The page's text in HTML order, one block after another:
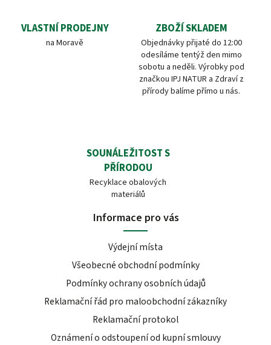
VLASTNÍ PRODEJNY
na Moravě
ZBOŽÍ SKLADEM
Objednávky přijaté do 12:00
odesíláme tentýž den mimo
sobotu a neděli. Výrobky pod
značkou IPJ NATUR a Zdraví z
přírody balíme přímo u nás.
SOUNÁLEŽITOST S
PŘÍRODOU
Recyklace obalových
materiálů
Informace pro vás
Výdejní místa
Všeobecné obchodní podmínky
Podmínky ochrany osobních údajů
Reklamační řád pro maloobchodní zákazníky
Reklamační protokol
Oznámení o odstoupení od kupní smlouvy